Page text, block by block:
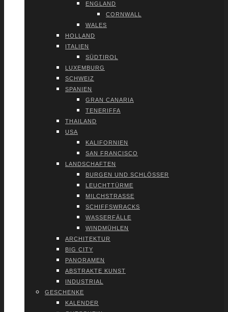
ENG­LAND
CORN­WALL
WALES
HOL­LAND
ITA­LI­EN
SÜD­TI­ROL
LUXEM­BURG
SCHWEIZ
SPA­NI­EN
GRAN CANA­RIA
TENE­RIF­FA
THAI­LAND
USA
KALI­FOR­NI­EN
SAN FRAN­CIS­CO
LAND­SCHAF­TEN
BUR­GEN UND SCHLÖS­SER
LEUCHT­TÜR­ME
MILCH­STRAS­SE
SCHIFFS­WRACKS
WAS­SER­FÄL­LE
WIND­MÜH­LEN
ARCHI­TEK­TUR
BIG CITY
PAN­ORA­MEN
ABS­TRAK­TE KUNST
INDUS­TRI­AL
GESCHEN­KE
KALEN­DER